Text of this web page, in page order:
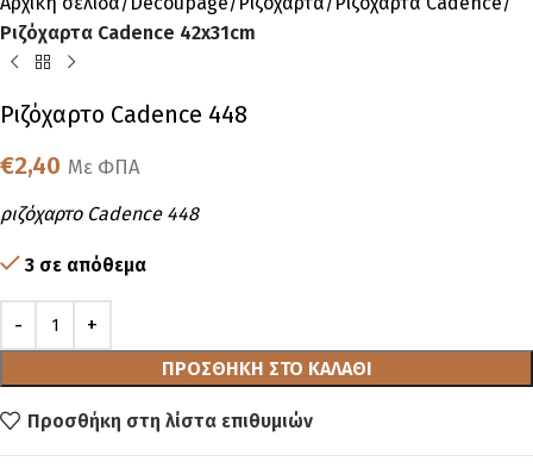
Ριζόχαρτα Cadence 42x31cm
Ριζόχαρτο Cadence 448
€2,40 Με ΦΠΑ
ριζόχαρτο Cadence 448
3 σε απόθεμα
ΠΡΟΣΘΉΚΗ ΣΤΟ ΚΑΛΆΘΙ
Προσθήκη στη λίστα επιθυμιών